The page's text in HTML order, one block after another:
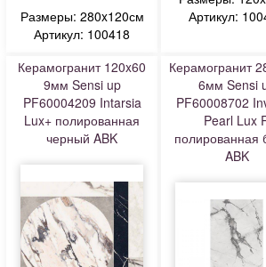
Размеры: 280x120см
Артикул: 100418
Артикул:
Керамогранит 120x60
9мм Sensi up
PF60004209 Intarsia
Lux+ полированная
черный ABK
Керамогранит
6мм Sensi
PF60008702
Pearl Lux
полированная
ABK